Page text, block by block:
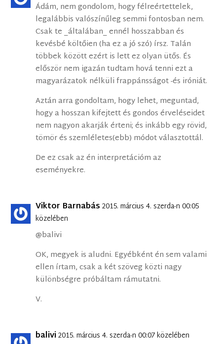
Ádám, nem gondolom, hogy félreértettelek,
legalábbis valószínűleg semmi fontosban nem.
Csak te _általában_ ennél hosszabban és
kevésbé költőien (ha ez a jó szó) írsz. Talán
többek között ezért is lett ez olyan ütős. És
először nem igazán tudtam hová tenni ezt a
magyarázatok nélküli frappánsságot -és iróniát.
Aztán arra gondoltam, hogy lehet, meguntad,
hogy a hosszan kifejtett és gondos érveléseidet
nem nagyon akarják érteni; és inkább egy rövid,
tömör és szemléletes(ebb) módot választottál.
De ez csak az én interpretációm az
eseményekre.
Viktor Barnabás 2015. március 4. szerda-n 00:05
közelében
@balivi
OK, megyek is aludni. Egyébként én sem valami
ellen írtam, csak a két szöveg közti nagy
különbségre próbáltam rámutatni.
V.
balivi2015. március 4. szerda-n 00:07 közelében